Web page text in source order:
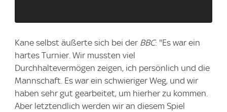
Kane selbst äußerte sich bei der BBC: "Es war ein
hartes Turnier. Wir mussten viel
Durchhaltevermögen zeigen, ich persönlich und die
Mannschaft. Es war ein schwieriger Weg, und wir
haben sehr gut gearbeitet, um hierher zu kommen.
Aber letztendlich werden wir an diesem Spiel